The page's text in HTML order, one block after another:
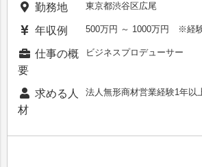
勤務地 東京都渋谷区広尾
年収例 500万円 ～ 1000万円 ※経
仕事の概
要
ビジネスプロデューサー
求める人
材
法人無形商材営業経験1年以